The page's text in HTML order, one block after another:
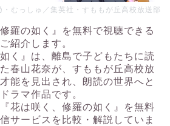
むっしゅ／集英社・すももが丘高校放送部
羅の如く』を無料で視聴できる
紹介します。
く』は、離島で子どもたちに読
春山花奈が、すももが丘高校放
能を見出され、朗読の世界へと
ラマ作品です。
花は咲く、修羅の如く』を無料
サービスを比較・解説していま